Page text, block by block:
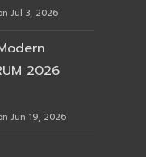
Jul 3, 2026
2026
Jun 19, 2026